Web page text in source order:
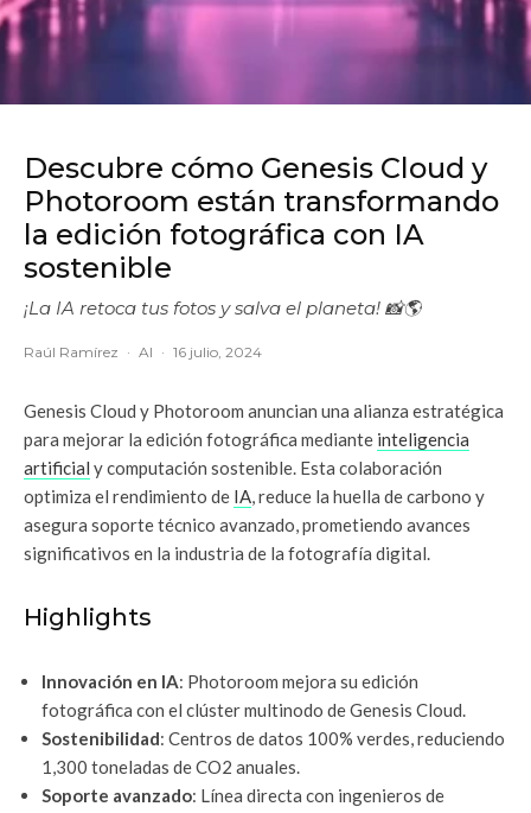
Descubre cómo Genesis Cloud y
Photoroom están transformando
la edición fotográfica con IA
sostenible
¡La IA retoca tus fotos y salva el planeta! 📸🌎
Raúl Ramírez · AI · 16 julio, 2024
Genesis Cloud y Photoroom anuncian una alianza estratégica
para mejorar la edición fotográfica mediante inteligencia
artificial y computación sostenible. Esta colaboración
optimiza el rendimiento de IA, reduce la huella de carbono y
asegura soporte técnico avanzado, prometiendo avances
significativos en la industria de la fotografía digital.
Highlights
Innovación en IA: Photoroom mejora su edición
fotográfica con el clúster multinodo de Genesis Cloud.
Sostenibilidad: Centros de datos 100% verdes, reduciendo
1,300 toneladas de CO2 anuales.
Soporte avanzado: Línea directa con ingenieros de